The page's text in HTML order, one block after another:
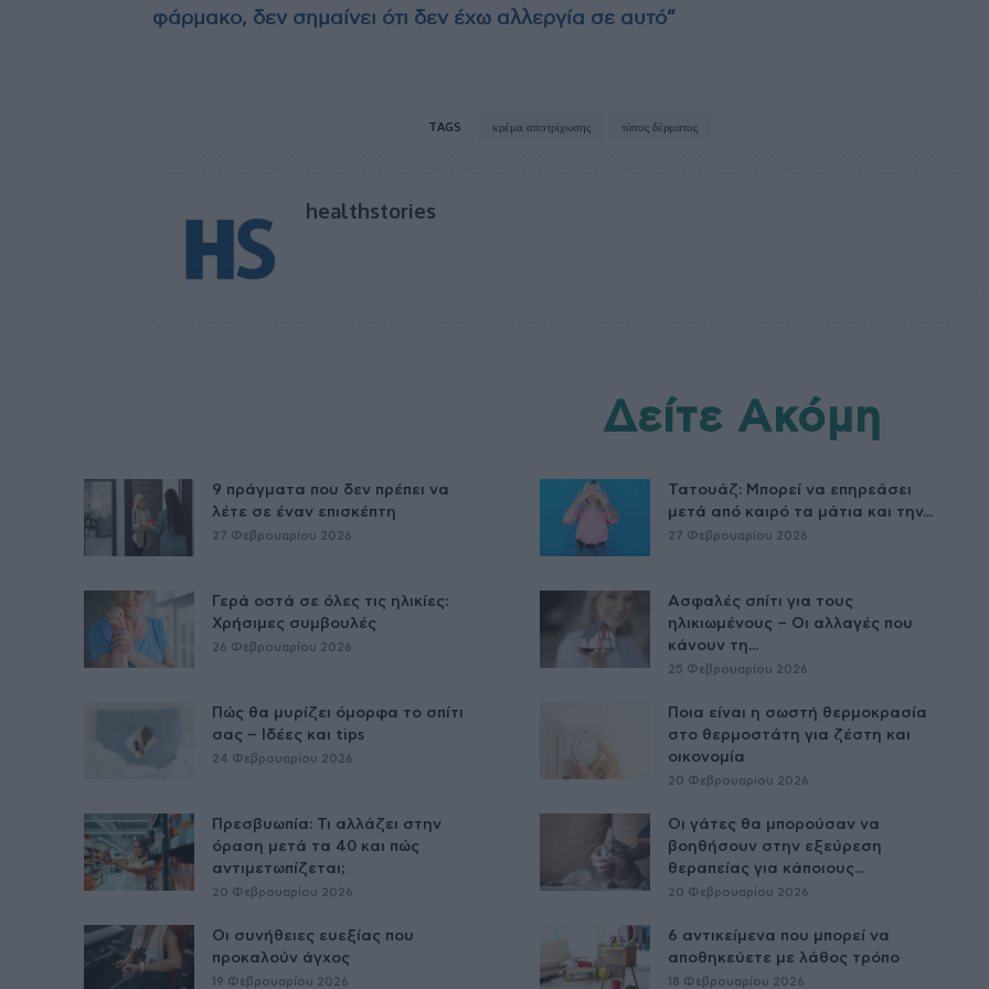
φάρμακο, δεν σημαίνει ότι δεν έχω αλλεργία σε αυτό”
TAGS κρέμα αποτρίχωσης τύπος δέρματος
healthstories
Δείτε Ακόμη
9 πράγματα που δεν πρέπει να
λέτε σε έναν επισκέπτη
27 Φεβρουαρίου 2026
Τατουάζ: Μπορεί να επηρεάσει
μετά από καιρό τα μάτια και την...
27 Φεβρουαρίου 2026
Γερά οστά σε όλες τις ηλικίες:
Χρήσιμες συμβουλές
26 Φεβρουαρίου 2026
Ασφαλές σπίτι για τους
ηλικιωμένους – Οι αλλαγές που
κάνουν τη...
25 Φεβρουαρίου 2026
Πώς θα μυρίζει όμορφα το σπίτι
σας – Ιδέες και tips
24 Φεβρουαρίου 2026
Ποια είναι η σωστή θερμοκρασία
στο θερμοστάτη για ζέστη και
οικονομία
20 Φεβρουαρίου 2026
Πρεσβυωπία: Τι αλλάζει στην
όραση μετά τα 40 και πώς
αντιμετωπίζεται;
20 Φεβρουαρίου 2026
Οι γάτες θα μπορούσαν να
βοηθήσουν στην εξεύρεση
θεραπείας για κάποιους...
20 Φεβρουαρίου 2026
Οι συνήθειες ευεξίας που
προκαλούν άγχος
19 Φεβρουαρίου 2026
6 αντικείμενα που μπορεί να
αποθηκεύετε με λάθος τρόπο
18 Φεβρουαρίου 2026